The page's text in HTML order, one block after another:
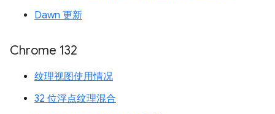
Dawn 更新
Chrome 132
纹理视图使用情况
32 位浮点纹理混合